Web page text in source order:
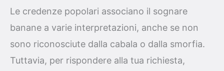
Le credenze popolari associano il sognare
banane a varie interpretazioni, anche se non
sono riconosciute dalla cabala o dalla smorfia.
Tuttavia, per rispondere alla tua richiesta,